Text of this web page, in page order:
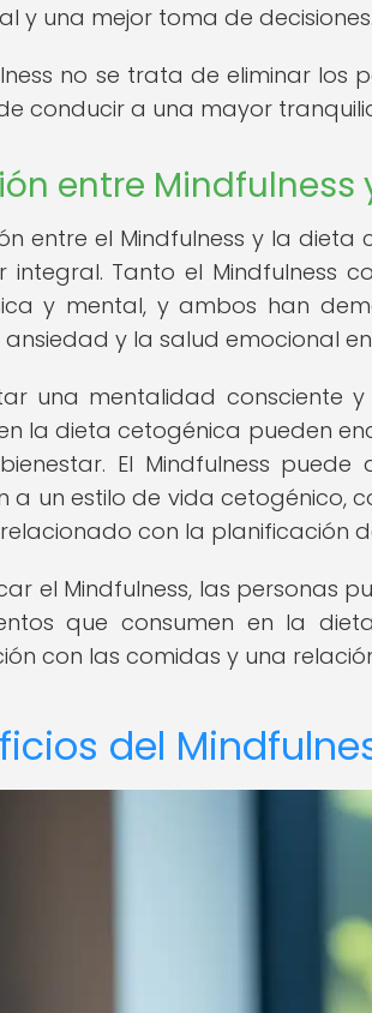
y una mejor toma de decisiones.
no se trata de eliminar los
conducir a una mayor
entre
entre el Mindfulness y la
integral. Tanto el Mindfulness
y mental, y ambos han
ansiedad y la salud emocional
una mentalidad consciente
la dieta cetogénica pueden
El Mindfulness
a un estilo de vida cetogénico,
con la planificación
el Mindfulness, las personas
que consumen en la
con las comidas y una
del